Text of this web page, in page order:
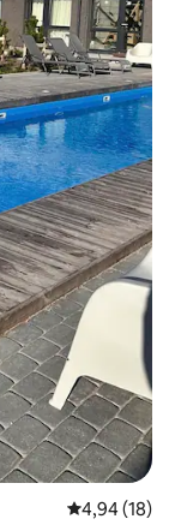
Évaluation
4,94 (18)